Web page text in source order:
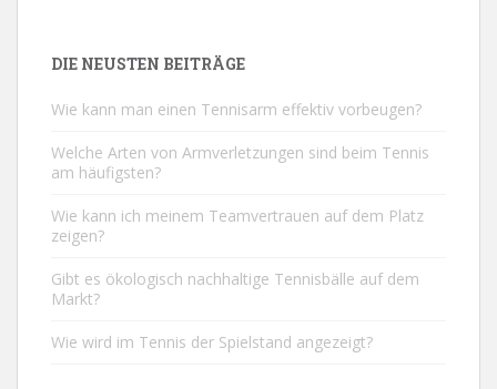
DIE NEUSTEN BEITRÄGE
Wie kann man einen Tennisarm effektiv vorbeugen?
Welche Arten von Armverletzungen sind beim Tennis
am häufigsten?
Wie kann ich meinem Teamvertrauen auf dem Platz
zeigen?
Gibt es ökologisch nachhaltige Tennisbälle auf dem
Markt?
Wie wird im Tennis der Spielstand angezeigt?